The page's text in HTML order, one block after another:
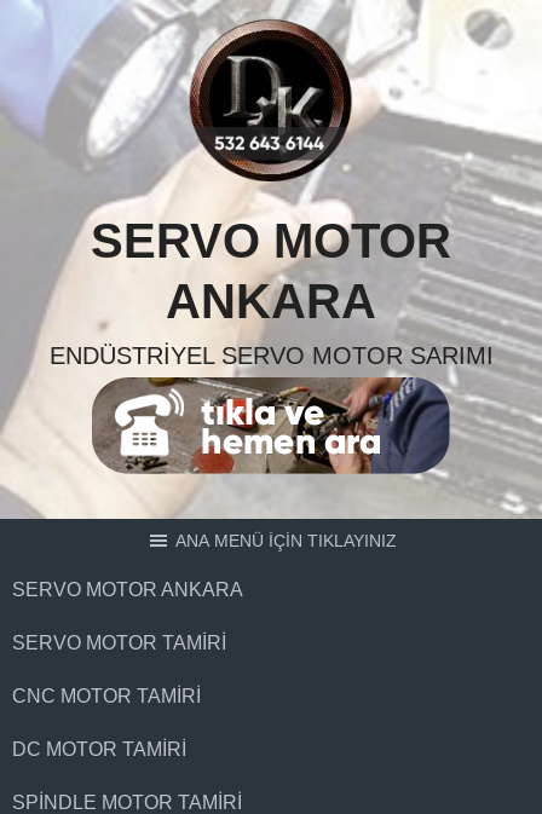
Skip
content
SERVO MOTOR
ANKARA
ENDÜSTRIYEL SERVO MOTOR SARIMI
ANA MENÜ İÇİN TIKLAYINIZ
SERVO MOTOR ANKARA
SERVO MOTOR TAMIRI
CNC MOTOR TAMIRI
DC MOTOR TAMIRI
SPINDLE MOTOR TAMIRI